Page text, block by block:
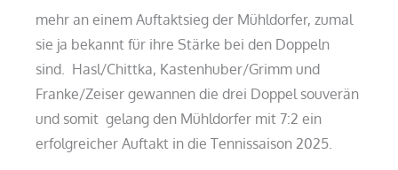
mehr an einem Auftaktsieg der Mühldorfer, zumal
sie ja bekannt für ihre Stärke bei den Doppeln
sind. Hasl/Chittka, Kastenhuber/Grimm und
Franke/Zeiser gewannen die drei Doppel souverän
und somit gelang den Mühldorfer mit 7:2 ein
erfolgreicher Auftakt in die Tennissaison 2025.